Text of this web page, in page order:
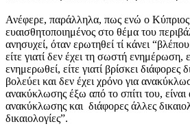
Ανέφερε, παράλληλα, πως ενώ ο
ευαισθητοποιημένος στο θέμα του
ανησυχεί, όταν ερωτηθεί τί κάνει
είτε γιατί δεν έχει τη σωστή ενημέρωση,
ενημερωθεί, είτε γιατί βρίσκει διάφορες
βολεύει και δεν έχει χρόνο για
ανακύκλωσης έξω από το σπίτι του, είναι
ανακύκλωσης και διάφορες άλλες
δικαιολογίες”.